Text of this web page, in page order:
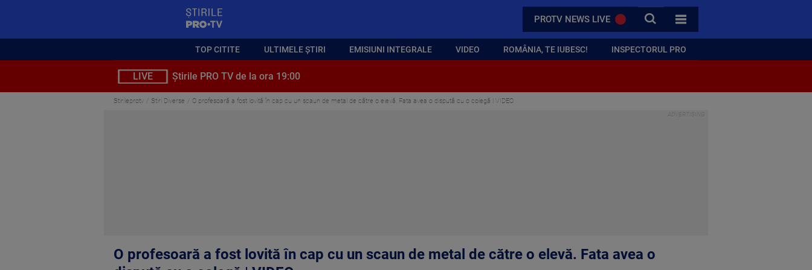
PROTV NEWS LIVE CAUTA
TOATE CATEGORIILE
TOP CITITE ULTIMELE ȘTIRI EMISIUNI INTEGRALE VIDEO ROMÂNIA, TE IUBESC! INSPECTORUL PRO
LIVE Știrile PRO TV de la ora 19:00
Stirileprotv Stiri Diverse O profesoară a fost lovită în cap cu un scaun de metal de către o elevă. Fata avea o dispută cu o colegă | VIDEO
O profesoară a fost lovită în cap cu un scaun de metal de către o elevă. Fata avea o